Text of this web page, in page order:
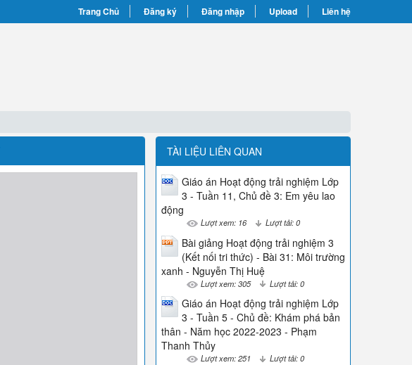
Trang Chủ Đăng ký Đăng nhập Upload Liên hệ
TÀI LIỆU LIÊN QUAN
Giáo án Hoạt động trải nghiệm Lớp
3 - Tuần 11, Chủ đề 3: Em yêu lao
động
Lượt xem: 16 Lượt tải: 0
Bài giảng Hoạt động trải nghiệm 3
(Kết nối tri thức) - Bài 31: Môi trường
xanh - Nguyễn Thị Huệ
Lượt xem: 305 Lượt tải: 0
Giáo án Hoạt động trải nghiệm Lớp
3 - Tuần 5 - Chủ đề: Khám phá bản
thân - Năm học 2022-2023 - Phạm
Thanh Thủy
Lượt xem: 251 Lượt tải: 0